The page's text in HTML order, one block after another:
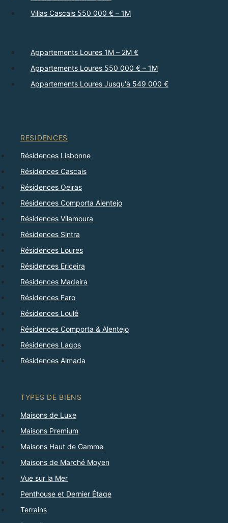
Villas Cascais 550 000 € – 1M
Appartements Loures 1M – 2M €
Appartements Loures 550 000 € – 1M
Appartements Loures Jusqu'à 549 000 €
RESIDENCES
Résidences Lisbonne
Résidences Cascais
Résidences Oeiras
Résidences Comporta Alentejo
Résidences Vilamoura
Résidences Sintra
Résidences Loures
Résidences Ericeira
Résidences Madeira
Résidences Faro
Résidences Loulé
Résidences Comporta & Alentejo
Résidences Lagos
Résidences Almada
TYPES DE BIENS
Maisons de Luxe
Maisons Premium
Maisons Haut de Gamme
Maisons de Marché Moyen
Vue sur la Mer
Penthouse et Dernier Étage
Terrains